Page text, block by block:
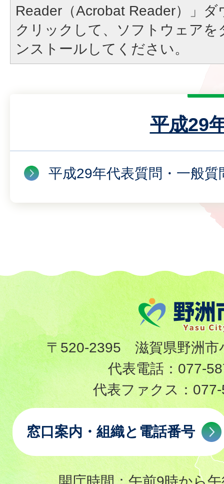
Reader（Acrobat Reader）」
クリックして、ソフトウェア
ンストールしてください。
平成29
平成29年代表質問・一般質
〒520-2395 滋賀県野洲市
代表電話： 077-
代表ファクス：
窓口案内・組織と電話番号